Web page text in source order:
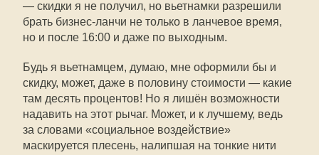
— скидки я не получил, но вьетнамки разрешили
брать бизнес-ланчи не только в ланчевое время,
но и после 16:00 и даже по выходным.
Будь я вьетнамцем, думаю, мне оформили бы и
скидку, может, даже в половину стоимости — какие
там десять процентов! Но я лишён возможности
надавить на этот рычаг. Может, и к лучшему, ведь
за словами «социальное воздействие»
маскируется плесень, налипшая на тонкие нити